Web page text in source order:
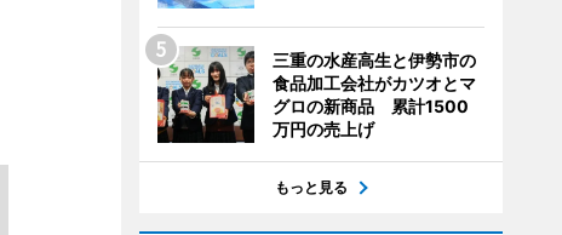
三重の水産高生と伊勢市の
食品加工会社がカツオとマ
グロの新商品 累計1500
万円の売上げ
もっと見る